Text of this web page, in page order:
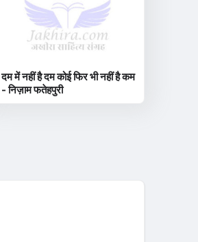
दम में नहीं है दम कोई फिर भी नहीं है कम
- निज़ाम फतेहपुरी